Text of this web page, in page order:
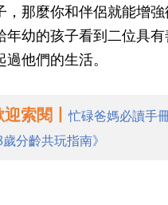
，那麼你和伴侶就能增
年幼的孩子看到二位具
他們的生活。
索閱丨忙碌爸媽必讀手
分齡共玩指南》